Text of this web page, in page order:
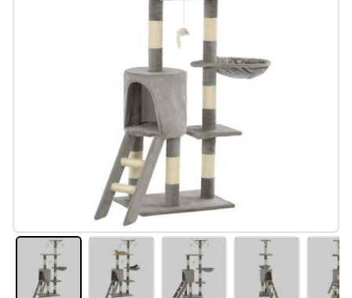
#sharemevidaxl